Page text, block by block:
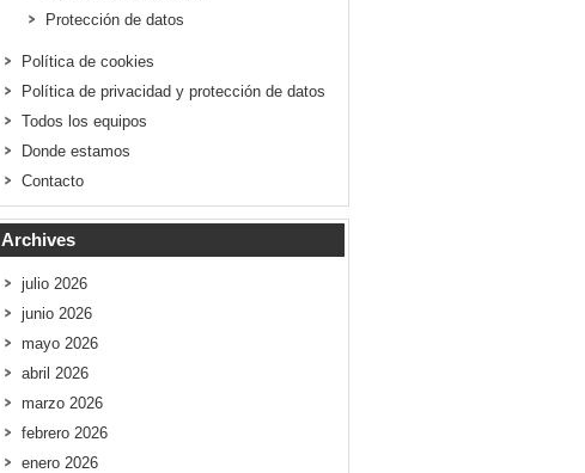
Protección de datos
Política de cookies
Política de privacidad y protección de datos
Todos los equipos
Donde estamos
Contacto
Archives
julio 2026
junio 2026
mayo 2026
abril 2026
marzo 2026
febrero 2026
enero 2026